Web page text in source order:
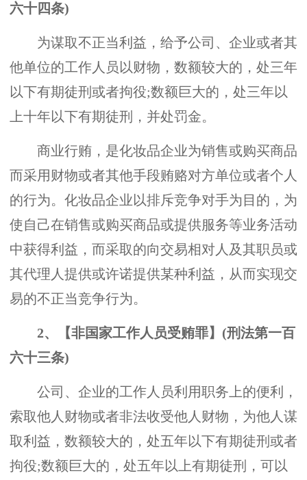
六十四条)
为谋取不正当利益，给予公司、企业或者其
他单位的工作人员以财物，数额较大的，处三年
以下有期徒刑或者拘役;数额巨大的，处三年以
上十年以下有期徒刑，并处罚金。
商业行贿，是化妆品企业为销售或购买商品
而采用财物或者其他手段贿赂对方单位或者个人
的行为。化妆品企业以排斥竞争对手为目的，为
使自己在销售或购买商品或提供服务等业务活动
中获得利益，而采取的向交易相对人及其职员或
其代理人提供或许诺提供某种利益，从而实现交
易的不正当竞争行为。
2、【非国家工作人员受贿罪】(刑法第一百
六十三条)
公司、企业的工作人员利用职务上的便利，
索取他人财物或者非法收受他人财物，为他人谋
取利益，数额较大的，处五年以下有期徒刑或者
拘役;数额巨大的，处五年以上有期徒刑，可以